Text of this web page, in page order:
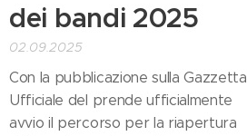
dei bandi 2025
02.09.2025
Con la pubblicazione sulla Gazzetta
Ufficiale del prende ufficialmente
avvio il percorso per la riapertura